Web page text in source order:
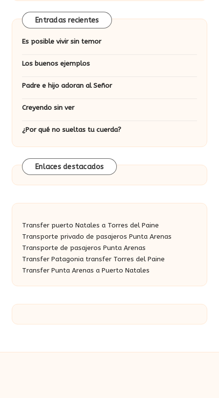
Entradas recientes
Es posible vivir sin temor
Los buenos ejemplos
Padre e hijo adoran al Señor
Creyendo sin ver
¿Por qué no sueltas tu cuerda?
Enlaces destacados
Transfer puerto Natales a Torres del Paine
Transporte privado de pasajeros Punta Arenas
Transporte de pasajeros Punta Arenas
Transfer Patagonia transfer Torres del Paine
Transfer Punta Arenas a Puerto Natales